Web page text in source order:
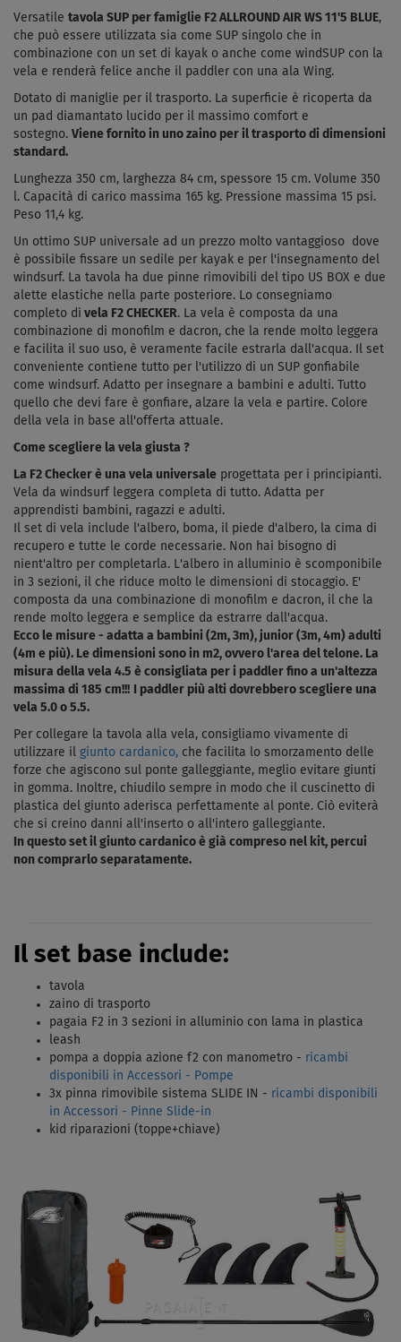
Versatile tavola SUP per famiglie F2 ALLROUND AIR WS 11'5 BLUE,
che può essere utilizzata sia come SUP singolo che in
combinazione con un set di kayak o anche come windSUP con la
vela e renderà felice anche il paddler con una ala Wing.
Dotato di maniglie per il trasporto. La superficie è ricoperta da
un pad diamantato lucido per il massimo comfort e
sostegno. Viene fornito in uno zaino per il trasporto di dimensioni
standard.
Lunghezza 350 cm, larghezza 84 cm, spessore 15 cm. Volume 350
l. Capacità di carico massima 165 kg. Pressione massima 15 psi.
Peso 11,4 kg.
Un ottimo SUP universale ad un prezzo molto vantaggioso
dove
è possibile fissare un sedile per kayak e per l'insegnamento del
windsurf. La tavola ha due pinne rimovibili del tipo US BOX e due
alette elastiche nella parte posteriore. Lo consegniamo
completo di vela F2 CHECKER. La vela è composta da una
combinazione di monofilm e dacron, che la rende molto leggera
e facilita il suo uso, è veramente facile estrarla dall'acqua.
Il set
conveniente contiene tutto per l'utilizzo di un SUP gonfiabile
come windsurf. Adatto per insegnare a bambini e adulti. Tutto
quello che devi fare è gonfiare, alzare la vela e partire. Colore
della vela in base all'offerta attuale.
Come scegliere la vela giusta ?
La F2 Checker è una vela universale progettata per i principianti.
Vela da windsurf leggera completa di tutto. Adatta per
apprendisti bambini, ragazzi e adulti.
Il set di vela include l'albero, boma, il piede d'albero, la cima di
recupero e tutte le corde necessarie. Non hai bisogno di
nient'altro per completarla. L'albero in alluminio è scomponibile
in 3 sezioni, il che riduce molto le dimensioni di stocaggio. E'
composta da una combinazione di monofilm e dacron, il che la
rende molto leggera e semplice da estrarre dall'acqua.
Ecco le misure - adatta a bambini (2m, 3m), junior (3m, 4m) adulti
(4m e più). Le dimensioni sono in m2, ovvero l'area del telone. La
misura della vela 4.5 è consigliata per i paddler fino a un'altezza
massima di 185 cm!!!
I paddler più alti dovrebbero scegliere una
vela 5.0 o 5.5.
Per collegare la tavola alla vela, consigliamo vivamente di
utilizzare il giunto cardanico, che facilita lo smorzamento delle
forze che agiscono sul ponte galleggiante, meglio evitare giunti
in gomma. Inoltre, chiudilo sempre in modo che il cuscinetto di
plastica del giunto aderisca perfettamente al ponte. Ciò eviterà
che si creino danni all'inserto o all'intero galleggiante.
In questo set il giunto cardanico è già compreso nel kit, percui
non comprarlo separatamente.
Il set base include:
tavola
zaino di trasporto
pagaia F2 in 3 sezioni in alluminio con lama in plastica
leash
pompa a doppia azione f2 con manometro - ricambi
disponibili in Accessori - Pompe
3x pinna rimovibile sistema SLIDE IN - ricambi disponibili
in Accessori - Pinne Slide-in
kid riparazioni (toppe+chiave)